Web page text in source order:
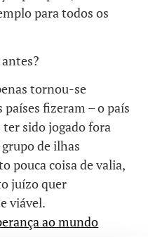
para todos os
tornou-se
fizeram – o país
ter sido jogado fora
de ilhas
pouca coisa de valia,
juízo quer
viável.
ao mundo